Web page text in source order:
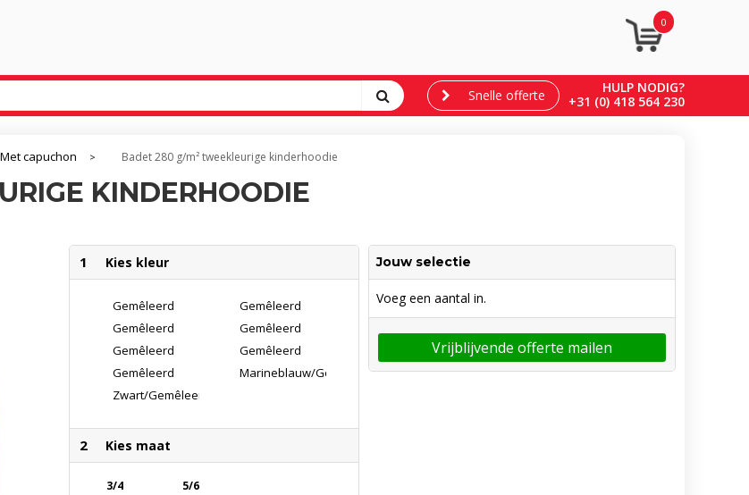
0
HULP NODIG?
+31 (0) 418 564 230
Snelle offerte
Met capuchon > Badet 280 g/m² tweekleurige kinderhoodie
KINDERHOODIE
1 Kies kleur
Gemêleerd
Grijs/Flessengroen
Gemêleerd
Grijs/Granaat
Gemêleerd
Grijs/Koningsblauw
Gemêleerd
Grijs/Lichtroze
Gemêleerd
Grijs/Paars
Gemêleerd
Grijs/Rood
Gemêleerd
Grijs/Zwart
Marineblauw/Gemêleerd
Zwart/Gemêleerd
2 Kies maat
3/4
5/6
Jouw selectie
Voeg een aantal in.
Vrijblijvende offerte mailen